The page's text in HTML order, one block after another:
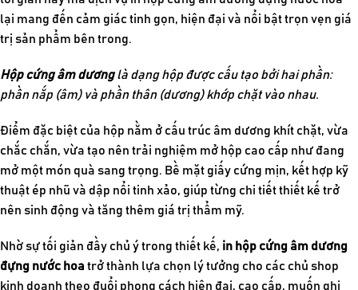
lại mang đến cảm giác tinh gọn, hiện đại và nổi bật trọn vẹn giá
trị sản phẩm bên trong.
Hộp cứng âm dươnglà dạng hộp được cấu tạo bởi hai phần:
phần nắp (âm) và phần thân (dương) khớp chặt vào nhau.
Điểm đặc biệt của hộp nằm ở cấu trúc âm dương khít chặt, vừa
chắc chắn, vừa tạo nên trải nghiệm mở hộp cao cấp như đang
mở một món quà sang trọng. Bề mặt giấy cứng mịn, kết hợp kỹ
thuật ép nhũ và dập nổi tinh xảo, giúp từng chi tiết thiết kế trở
nên sinh động và tăng thêm giá trị thẩm mỹ.
Nhờ sự tối giản đầy chủ ý trong thiết kế, in hộp cứng âm dương
đựng nước hoa trở thành lựa chọn lý tưởng cho các chủ shop
kinh doanh theo đuổi phong cách hiện đại, cao cấp, muốn ghi